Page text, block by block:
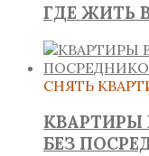
ГДЕ ЖИТЬ
СНЯТЬ
КВАРТИРЫ
БЕЗ